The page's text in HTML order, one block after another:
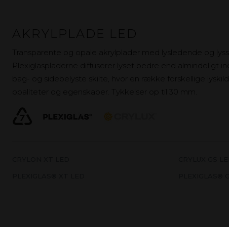
AKRYLPLADE LED
Transparente og opale akrylplader med lysledende og
Plexiglaspladerne diffuserer lyset bedre end almindeligt
bag- og sidebelyste skilte, hvor en række forskellige
opaliteter og egenskaber. Tykkelser op til 30 mm.